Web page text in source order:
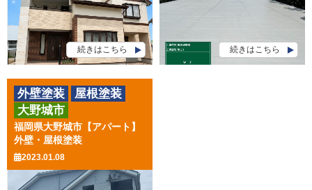
続きはこちら 続きはこちら
福岡県大野城市【アパート】
外壁・屋根塗装
2023.01.08
外壁塗装
屋根塗装
大野城市